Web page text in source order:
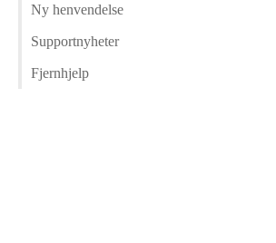
Ny henvendelse
Supportnyheter
Fjernhjelp